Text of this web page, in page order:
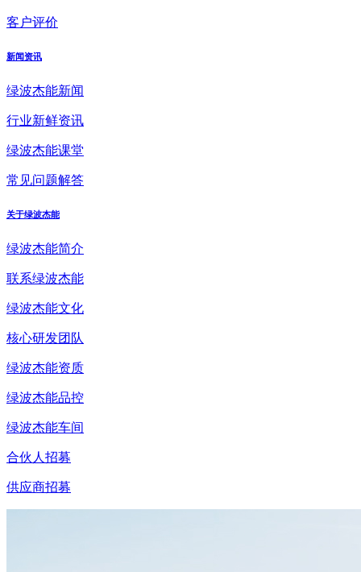
客户评价
新闻资讯
绿波杰能新闻
行业新鲜资讯
绿波杰能课堂
常见问题解答
关于绿波杰能
绿波杰能简介
联系绿波杰能
绿波杰能文化
核心研发团队
绿波杰能资质
绿波杰能品控
绿波杰能车间
合伙人招募
供应商招募